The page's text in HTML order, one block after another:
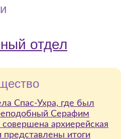
отдел
Спас-Ухра, где был
Серафим
архиерейская
представлены итоги